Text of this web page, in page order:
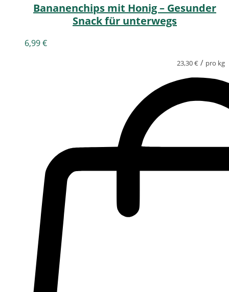
Bananenchips mit Honig – Gesunder
Snack für unterwegs
6,99€
23,30€ / pro kg